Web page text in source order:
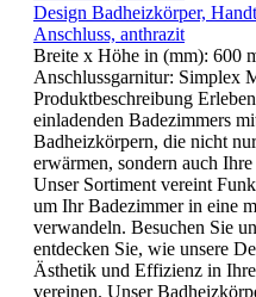
Design Badheizkörper,
Anschluss, anthrazit
Breite x Höhe in (mm): 600
Anschlussgarnitur: Simplex
Produktbeschreibung
einladenden Badezimmers
Badheizkörpern, die nicht
erwärmen, sondern auch
Unser Sortiment vereint
um Ihr Badezimmer in eine
verwandeln. Besuchen Sie
entdecken Sie, wie unsere
Ästhetik und Effizienz in
vereinen. Unser